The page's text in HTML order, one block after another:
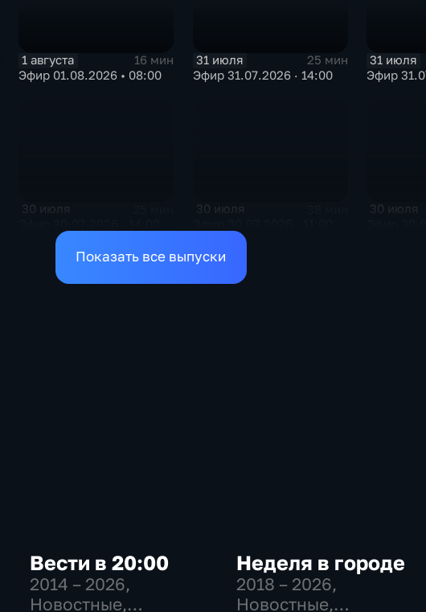
1 августа
16 мин
Эфир 01.08.2026 • 08:00
31 июля
25 мин
Эфир 31.07.2026 · 14:00
31 июля
Эфир
30 июля 30 июля 30 июля
Показать все выпуски
Вести в 20:00
2014 – 2026,
Новостные,
Неделя в городе
2018 – 2026,
Новостные,